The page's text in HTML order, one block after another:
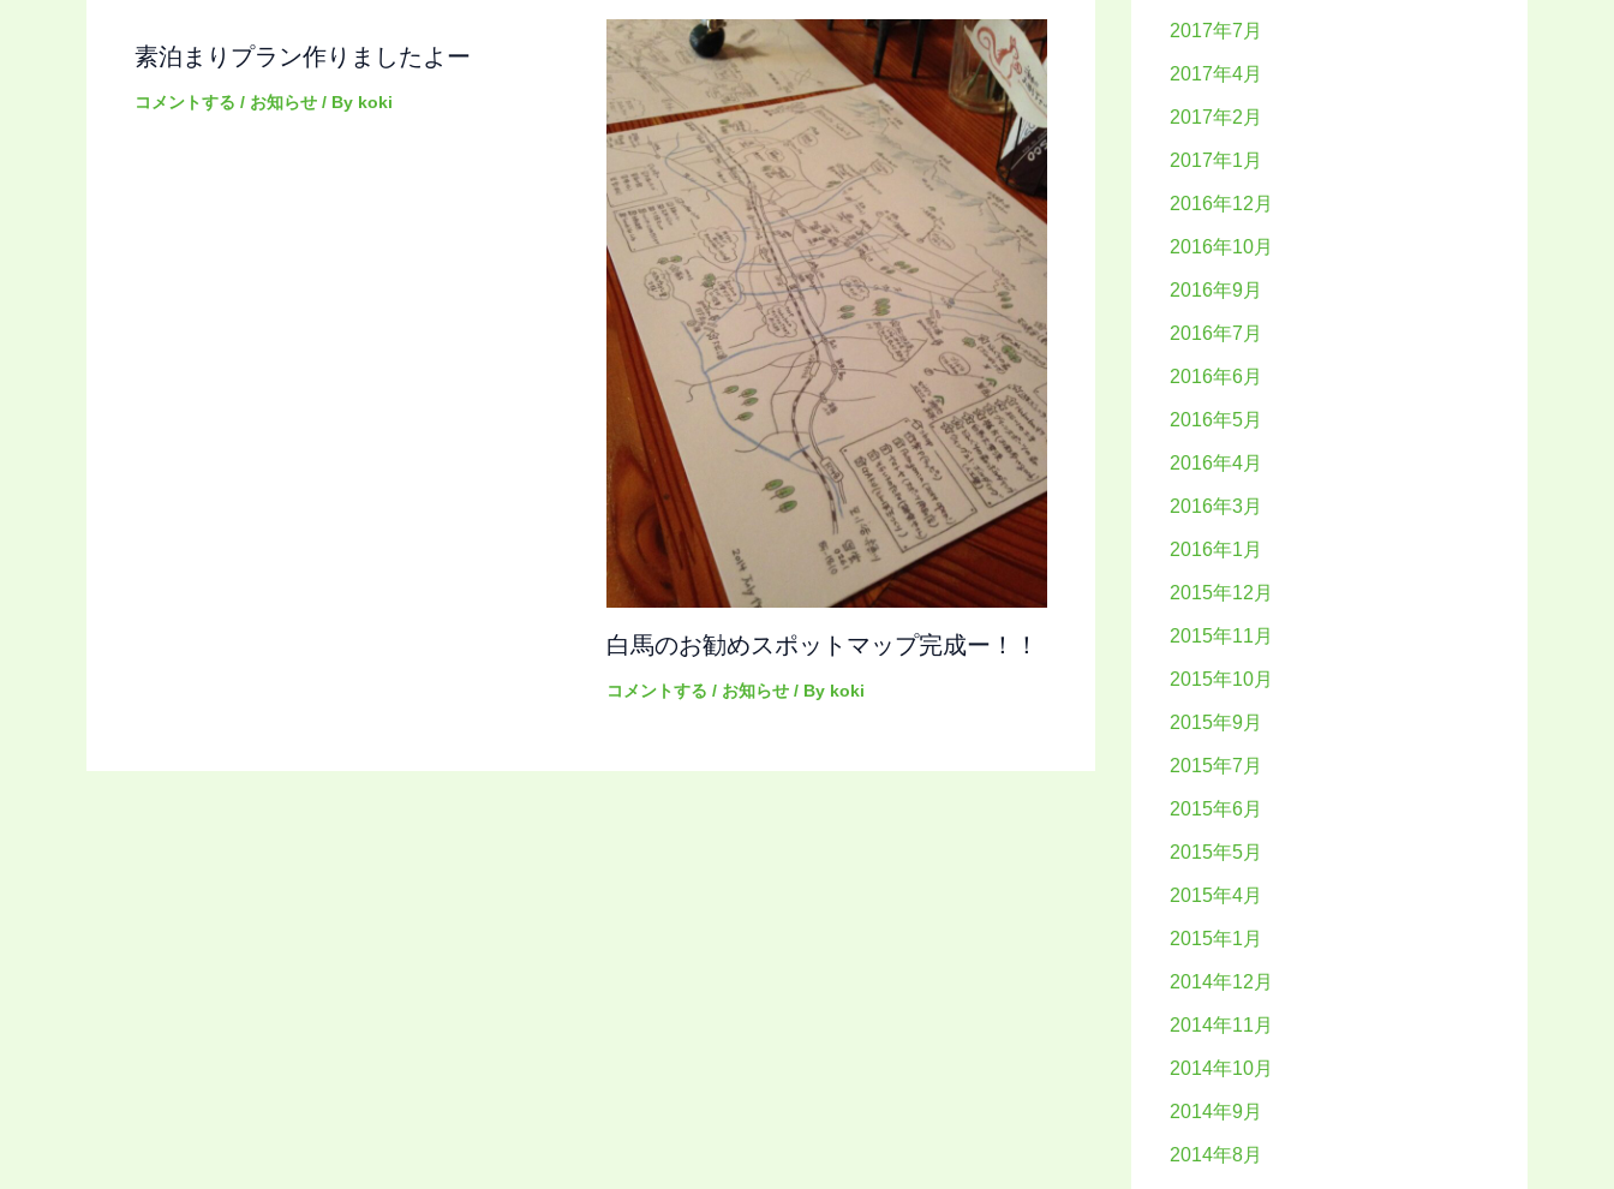
素泊まりプラン作りましたよー
コメントする / お知らせ / By koki
白馬のお勧めスポットマップ完成ー！！
コメントする / お知らせ/ By koki
2017年7月
2017年4月
2017年2月
2017年1月
2016年12月
2016年10月
2016年9月
2016年7月
2016年6月
2016年5月
2016年4月
2016年3月
2016年1月
2015年12月
2015年11月
2015年10月
2015年9月
2015年7月
2015年6月
2015年5月
2015年4月
2015年1月
2014年12月
2014年11月
2014年10月
2014年9月
2014年8月